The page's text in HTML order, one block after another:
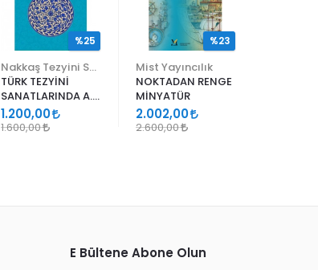
TÜRK TEZYİNİ
SANATLARINDA A.
SÜHEYL ÜNVER VE
YENİ TERKİPLERİ
1.200,00
1.600,00
%25
Mist Yayıncılık
NOKTADAN RENGE
MİNYATÜR
2.002,00
2.600,00
%23
E Bültene Abone Olun